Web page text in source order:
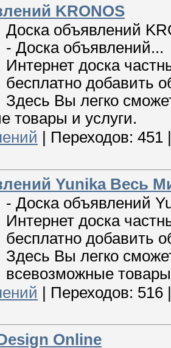
KRONOS
Доска объявлений
- Доска объявлений...
Интернет доска
бесплатно добавить
Здесь Вы легко
товары и услуги.
Переходов: 451
Yunika Весь
- Доска объявлений
Интернет доска
бесплатно добавить
Здесь Вы легко
всевозможные
Переходов: 516
Online